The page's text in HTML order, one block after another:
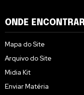
ONDE ENCONTRAR
Mapa do Site
Arquivo do Site
Midia Kit
Enviar Matéria